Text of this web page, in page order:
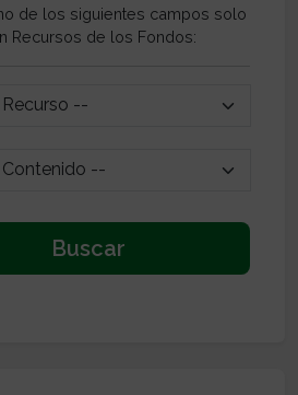
de los siguientes campos solo
Recursos de los Fondos: